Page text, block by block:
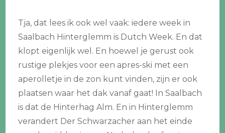
Tja, dat lees ik ook wel vaak: iedere week in
Saalbach Hinterglemm is Dutch Week. En dat
klopt eigenlijk wel. En hoewel je gerust ook
rustige plekjes voor een apres-ski met een
aperolletje in de zon kunt vinden, zijn er ook
plaatsen waar het dak vanaf gaat! In Saalbach
is dat de Hinterhag Alm. En in Hinterglemm
verandert Der Schwarzacher aan het einde